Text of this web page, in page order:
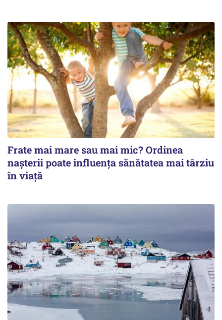
Frate mai mare sau mai mic? Ordinea
nașterii poate influența sănătatea mai târziu
în viață